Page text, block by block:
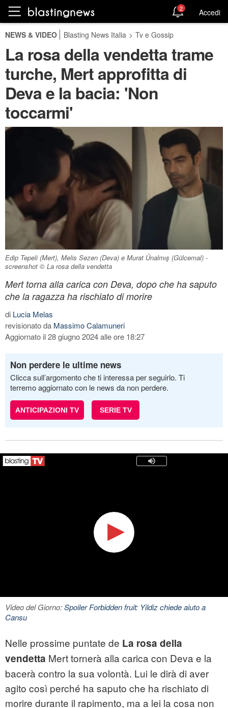
2 Accedi
NEWS & VIDEO Blasting News Italia > Tv e Gossip
La rosa della vendetta trame
turche, Mert approfitta di
Deva e la bacia: 'Non
toccarmi'
Edip Tepeli (Mert), Melis Sezen (Deva) e Murat Ünalmış (Gülcemal) -
screenshot © La rosa della vendetta
Mert torna alla carica con Deva, dopo che ha saputo
che la ragazza ha rischiato di morire
di Lucia Melas
revisionato da Massimo Calamuneri
Aggiornato il 28 giugno 2024 alle ore 18:27
Non perdere le ultime news
Clicca sull’argomento che ti interessa per seguirlo. Ti
terremo aggiornato con le news da non perdere.
ANTICIPAZIONI TV SERIE TV
Video del Giorno:Spoiler Forbidden fruit: Yildiz chiede aiuto a
Cansu
Nelle prossime puntate de La rosa della
vendetta Mert tornerà alla carica con Deva e la
bacerà contro la sua volontà. Lui le dirà di aver
agito così perché ha saputo che ha rischiato di
morire durante il rapimento, ma a lei la cosa non